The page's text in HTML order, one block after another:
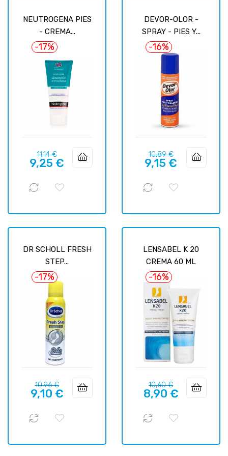
NEUTROGENA PIES
- CREMA...
-17%
Prix
habituel
11,14 €Prix
9,25 €
DEVOR-OLOR -
SPRAY - PIES Y...
-16%
Prix
habituel
10,89 €Prix
9,15 €
DR SCHOLL FRESH
STEP...
-17%
Prix
habituel
10,96 €Prix
9,10 €
LENSABEL K 20
CREMA 60 ML
-16%
Prix
habituel
10,60 €Prix
8,90 €